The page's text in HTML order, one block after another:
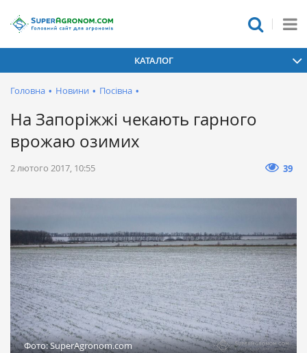
КАТАЛОГ
Головна • Новини • Посівна •
На Запоріжжі чекають гарного
врожаю озимих
2 лютого 2017, 10:55 39
Фото: SuperAgronom.com